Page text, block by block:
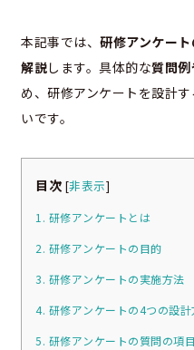
本記事では、 研修アンケー
解説します。具体的な質問
め、研修アンケートを設計
いです。
目次 [非表示]
1. 研修アンケートとは
2. 研修アンケートの目的
3. 研修アンケートの実施方法
4. 研修アンケートの4つの設計
5. 研修アンケートの質問の項